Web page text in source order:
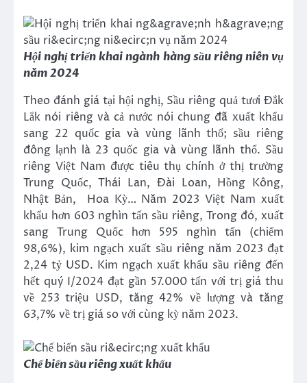
Hội nghị triển khai ngành hàng sầu riêng niên vụ
năm 2024
Theo đánh giá tại hội nghị, Sầu riêng quả tươi Đắk
Lắk nói riêng và cả nước nói chung đã xuất khẩu
sang 22 quốc gia và vùng lãnh thổ; sầu riêng
đông lạnh là 23 quốc gia và vùng lãnh thổ. Sầu
riêng Việt Nam được tiêu thụ chính ở thị trường
Trung Quốc, Thái Lan, Đài Loan, Hồng Kông,
Nhật Bản, Hoa Kỳ… Năm 2023 Việt Nam xuất
khẩu hơn 603 nghìn tấn sầu riêng, Trong đó, xuất
sang Trung Quốc hơn 595 nghìn tấn (chiếm
98,6%), kim ngạch xuất sầu riêng năm 2023 đạt
2,24 tỷ USD. Kim ngạch xuất khẩu sầu riêng đến
hết quý I/2024 đạt gần 57.000 tấn với trị giá thu
về 253 triệu USD, tăng 42% về lượng và tăng
63,7% về trị giá so với cùng kỳ năm 2023.
Chế biến sầu riêng xuất khẩu